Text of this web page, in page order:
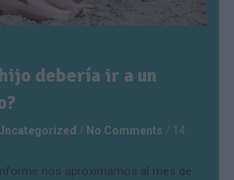
debería ir a un
/ No Comments / 14
nos aproximamos al mes de